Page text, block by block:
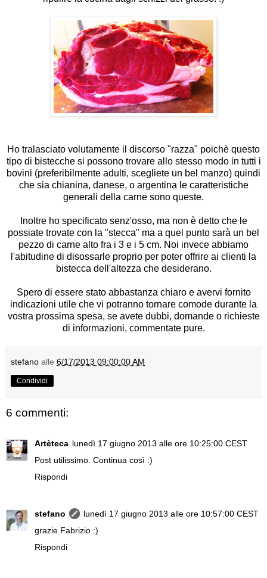
Ho tralasciato volutamente il discorso "razza" poichè questo
tipo di bistecche si possono trovare allo stesso modo in tutti i
bovini (preferibilmente adulti, scegliete un bel manzo) quindi
che sia chianina, danese, o argentina le caratteristiche
generali della carne sono queste.
Inoltre ho specificato senz'osso, ma non è detto che le
possiate trovate con la "stecca" ma a quel punto sarà un bel
pezzo di carne alto fra i 3 e i 5 cm. Noi invece abbiamo
l'abitudine di disossarle proprio per poter offrire ai clienti la
bistecca dell'altezza che desiderano.
Spero di essere stato abbastanza chiaro e avervi fornito
indicazioni utile che vi potranno tornare comode durante la
vostra prossima spesa, se avete dubbi, domande o richieste
di informazioni, commentate pure.
stefano alle 6/17/2013 09:00:00 AM
Condividi
6 commenti:
Artèteca lunedì 17 giugno 2013 alle ore 10:25:00 CEST
Post utilissimo. Continua così :)
Rispondi
stefano
lunedì 17 giugno 2013 alle ore 10:57:00 CEST
grazie Fabrizio :)
Rispondi